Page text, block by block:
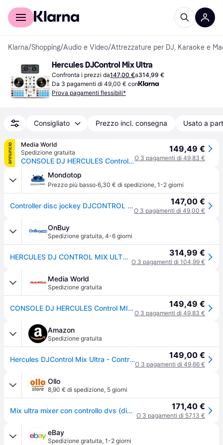
Per il tuo shopping
Klarna/Shopping/Audio e Video/Attrezzature per DJ, Karaoke e
Hercules DJControl Mix Ultra
Confronta i prezzi da147,00 €a314,99 €
Da 3 pagamenti di 49,00 € con
Prova pagamenti flessibili*
Consigliato Prezzo incl. consegna Usato a
annuncio
Media World
Spedizione gratuita
CONSOLE DJ HERCULES Control MIX ULTRA
149,49 €
O 3 pagamenti di 49,83 €
Mondotop
Prezzo più basso·6,30 € di spedizione, 1-2 giorni
Controller disc jockey DJCONTROL Mix Ultra White 147,00 €
O 3 pagamenti di 49,00 €
OnBuy
Spedizione gratuita, 4-6 giorni
HERCULES DJ CONTROL MIX ULTRA - Controller DJ Bluetooth per Smartphone (iOS e Android) - Senza fili 314,99 €
O 3 pagamenti di 104,99 €
Media World
Spedizione gratuita
CONSOLE DJ HERCULES Control MIX ULTRA 149,49 €
O 3 pagamenti di 49,83 €
Amazon
Spedizione gratuita
Hercules DJControl Mix Ultra - Controller DJ mobile 149,00 €
O 3 pagamenti di 49,66 €
Ollo
8,90 € di spedizione, 5 giorni
Mix ultra mixer con controllo dvs (digital vinyl system) bianco 171,40 €
O 3 pagamenti di 57,13 €
eBay
Spedizione gratuita, 1-2 giorni